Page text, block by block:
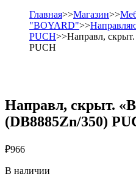
Главная>>Магазин>>
"BOYARD">>
PUCH>>Направл,
PUCH
Направл, скрыт.
(DB8885Zn/350)
₽966
В наличии